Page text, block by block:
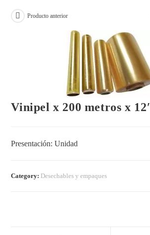
Producto anterior
Vinipel x 200 metros x
Presentación: Unidad
Category: Desechables y empaques